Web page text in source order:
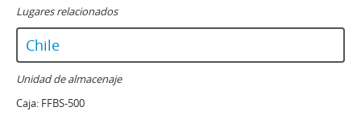
Lugares relacionados
Chile
Unidad de almacenaje
Caja: FFBS-500